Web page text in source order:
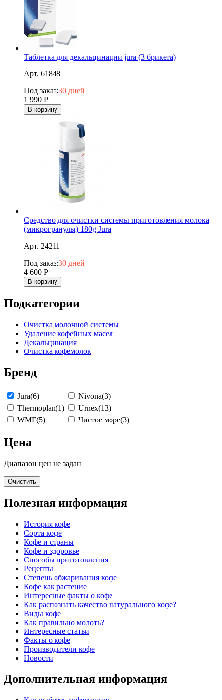
Таблетка для декальцинации jura (3 брикета)
Арт. 61848
Под заказ:30 дней
1 990 Р
В корзину
Средство для очистки системы приготовления молока
(микрогранулы) 180g Jura
Арт. 24211
Под заказ:30 дней
4 600 Р
В корзину
Подкатегории
Очистка молочной системы
Удаление кофейных масел
Декальцинация
Очистка кофемолок
Бренд
Jura(6) Nivona(3)
Thermoplan(1) Urnex(13)
WMF(5) Чистое море(3)
Цена
Диапазон цен не задан
Очистить
Полезная информация
История кофе
Сорта кофе
Кофе и страны
Кофе и здоровье
Способы приготовления
Рецепты
Степень обжаривания кофе
Кофе как растение
Интересные факты о кофе
Как распознать качество натурального кофе?
Виды кофе
Как правильно молоть?
Интересные статьи
Факты о кофе
Производители кофе
Новости
Дополнительная информация